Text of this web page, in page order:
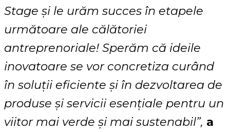
Stage și le urăm succes în etapele
următoare ale călătoriei
antreprenoriale! Sperăm că ideile
inovatoare se vor concretiza curând
în soluții eficiente și în dezvoltarea de
produse și servicii esențiale pentru un
viitor mai verde și mai sustenabil”, a